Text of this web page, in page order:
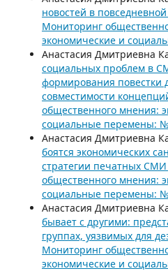
новостей в
Мониторинг
экономические и
Анастасия Дмитриевна
социальных проблем в
формирования повестки
совместимости
общественного мнения:
социальные перемены:
Анастасия Дмитриевна
боятся экономических
стратегии печатных СМИ
общественного мнения:
социальные перемены:
Анастасия Дмитриевна
бывает с другими:
группах, уязвимых для
Мониторинг
экономические и